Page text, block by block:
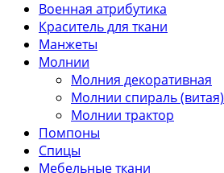
Военная атрибутика
Краситель для ткани
Манжеты
Молнии
Молния декоративная
Молнии спираль (витая)
Молнии трактор
Помпоны
Спицы
Мебельные ткани